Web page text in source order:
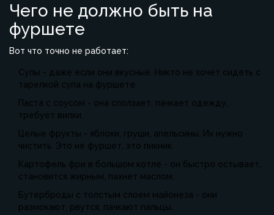
Чего не должно быть на
фуршете
Вот что точно не работает:
Супы - даже если они вкусные. Никто не хочет сидеть с
тарелкой супа на фуршете.
Паста с соусом - она сползает, пачкает одежду,
требует вилки.
Целые фрукты - яблоки, груши, апельсины. Их нужно
чистить. Это не фуршет, это пикник.
Картофель фри в большом котле - он быстро остывает,
становится жирным, пахнет маслом.
Бутерброды с толстым слоем майонеза - они
размокают, рвутся, пачкают пальцы.